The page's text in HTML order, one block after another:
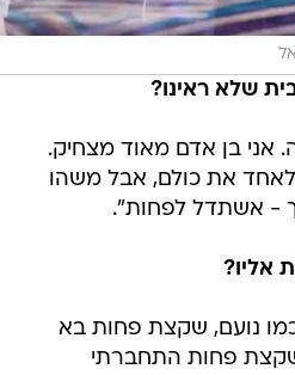
שלא ראינו?
אני בן אדם מאוד מצחיק.
לאחד את כולם, אבל משהו
- אשתדל לפחות".
אליו?
נועם, שקצת פחות בא
שקצת פחות התחברתי